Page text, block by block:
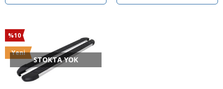
%10
Yeni
STOKTA YOK